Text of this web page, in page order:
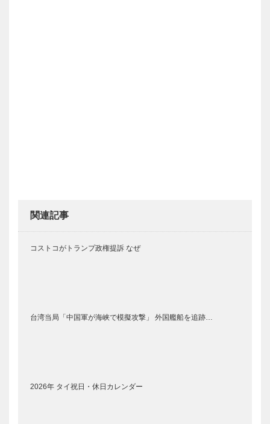
関連記事
コストコがトランプ政権提訴 なぜ
台湾当局「中国軍が海峡で模擬攻撃」 外国艦船を追跡…
2026年 タイ祝日・休日カレンダー